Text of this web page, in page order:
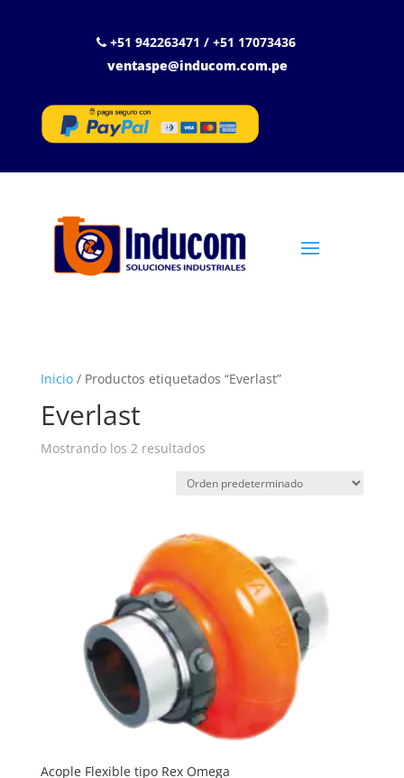
+51 942263471 / +51 17073436
ventaspe@inducom.com.pe
Inicio/ Productos etiquetados “Everlast”
Everlast
Mostrando los 2 resultados
Acople Flexible tipo Rex Omega